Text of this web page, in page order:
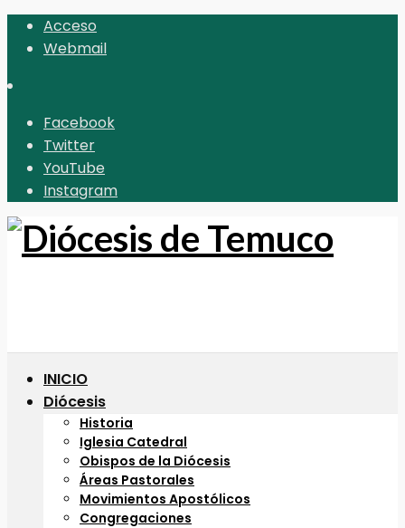
Acceso
Webmail
Facebook
Twitter
YouTube
Instagram
INICIO
Diócesis
Historia
Iglesia Catedral
Obispos de la Diócesis
Áreas Pastorales
Movimientos Apostólicos
Congregaciones